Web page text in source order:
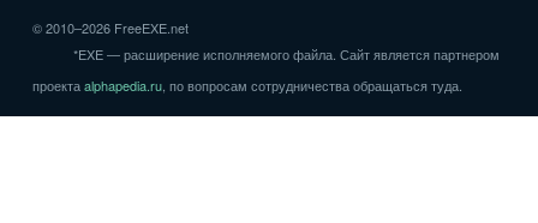
© 2010–2026 FreeEXE.net
*EXE — расширение исполняемого файла. Сайт является партнером
проектаalphapedia.ru, по вопросам сотрудничества обращаться туда.